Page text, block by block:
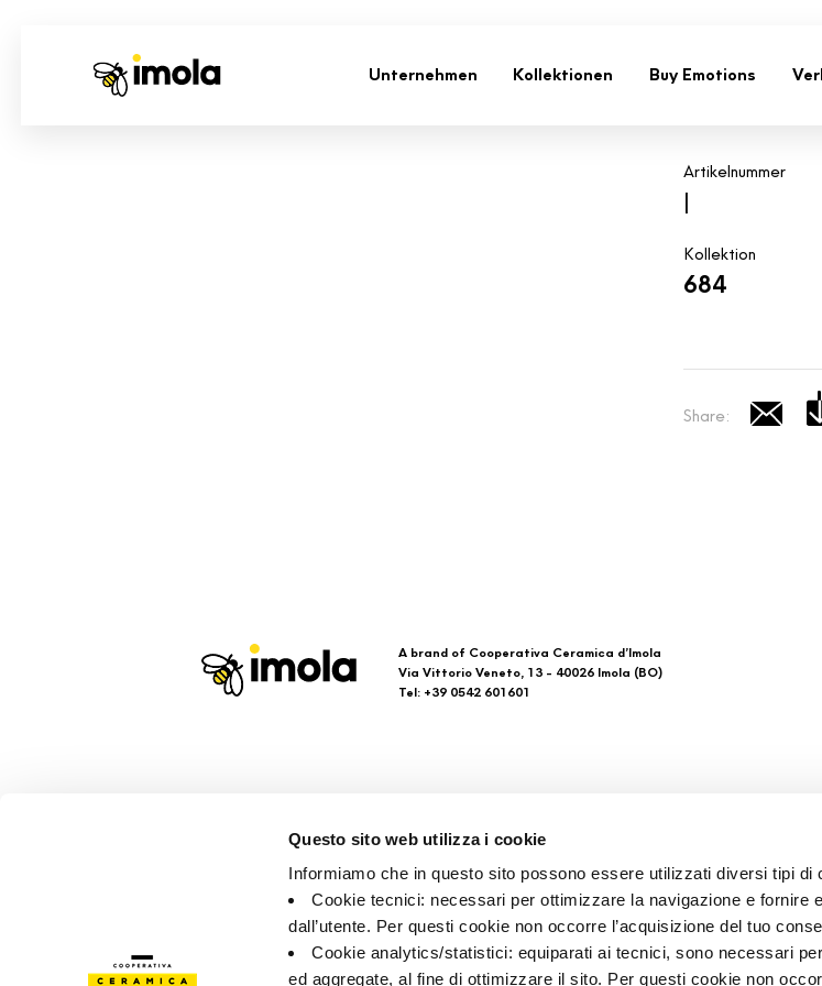
Questo sito web utilizza i cookie
Informiamo che in questo sito possono essere utilizzati diversi tipi di
Cookie tecnici: necessari per ottimizzare la navigazione e fornire
dall’utente. Per questi cookie non occorre l’acquisizione del tuo
Cookie analytics/statistici: equiparati ai tecnici, sono necessari
ed aggregate, al fine di ottimizzare il sito. Per questi cookie non
Unternehmen Kollektionen Buy Emotions
Artikelnummer
|
Kollektion
684
Share:
A brand of Cooperativa Ceramica d’Imola
Via Vittorio Veneto, 13 - 40026 Imola (BO)
Tel: +39 0542 601601
Kontakt
Verkaufsstellen
Ti imolo App